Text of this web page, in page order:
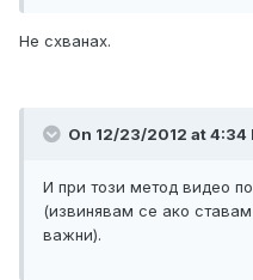
Не схванах.
On 12/23/2012 at 4:34
И при този метод видео
(извинявам се ако
важни).